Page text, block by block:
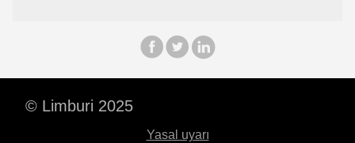
© Limburi 2025
Yasal uyarı